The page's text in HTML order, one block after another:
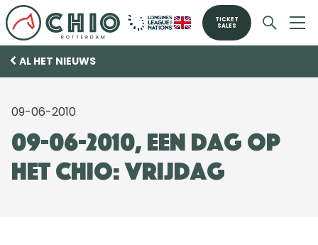
TICKET
SALES
AL HET NIEUWS
09-06-2010
09-06-2010, Een dag op
het CHIO: Vrijdag